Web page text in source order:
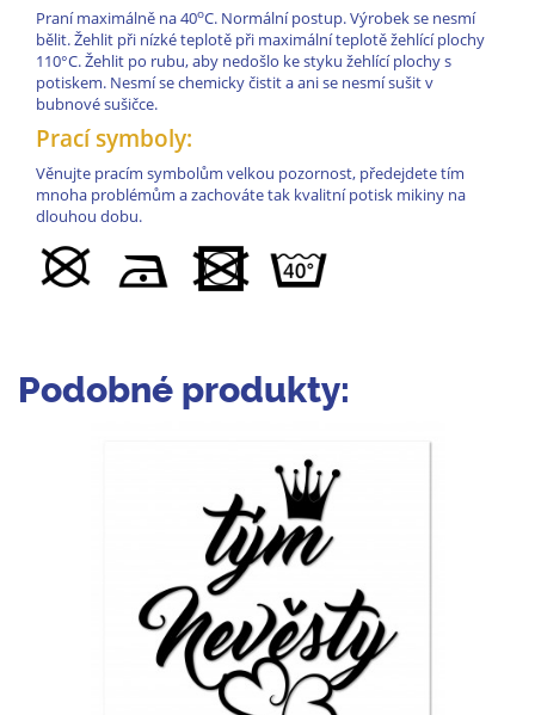
Praní maximálně na 40oC. Normální postup. Výrobek se nesmí
bělit. Žehlit při nízké teplotě při maximální teplotě žehlící plochy
110°C. Žehlit po rubu, aby nedošlo ke styku žehlící plochy s
potiskem. Nesmí se chemicky čistit a ani se nesmí sušit v
bubnové sušičce.
Prací symboly:
Věnujte pracím symbolům velkou pozornost, předejdete tím
mnoha problémům a zachováte tak kvalitní potisk mikiny na
dlouhou dobu.
Podobné produkty: